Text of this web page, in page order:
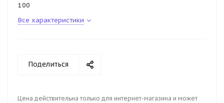
100
Все характеристики
Поделиться
Цена действительна только для интернет-магазина и может